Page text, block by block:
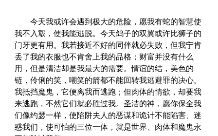
今天我或许会遇到极大的危险，愿我有蛇的智慧使
我不入鷇，使我能逃脱。今天鸽子的双翼或许比狮子的
门牙更有用。我若接近不好的同伴就必失败，但我宁肯
丢了我的衣服也不肯舍上我的品格；财富并没有什么
用，但是清洁却是我最大的需要。情谊的结，美色的
链，伶俐的笑，嘲笑的箭都不能回转我逃避罪的决心。
我抵挡魔鬼，它便离我而逃跑；但肉体的情欲，却要我
来逃跑，不然它们就必胜过我。圣洁的神，愿你保全我
们像约瑟一样，使陷阱夫人的恶谋和诡计不能陷害、迷
惑我们，使可怕的三位一体，就是世界、肉体和魔鬼永